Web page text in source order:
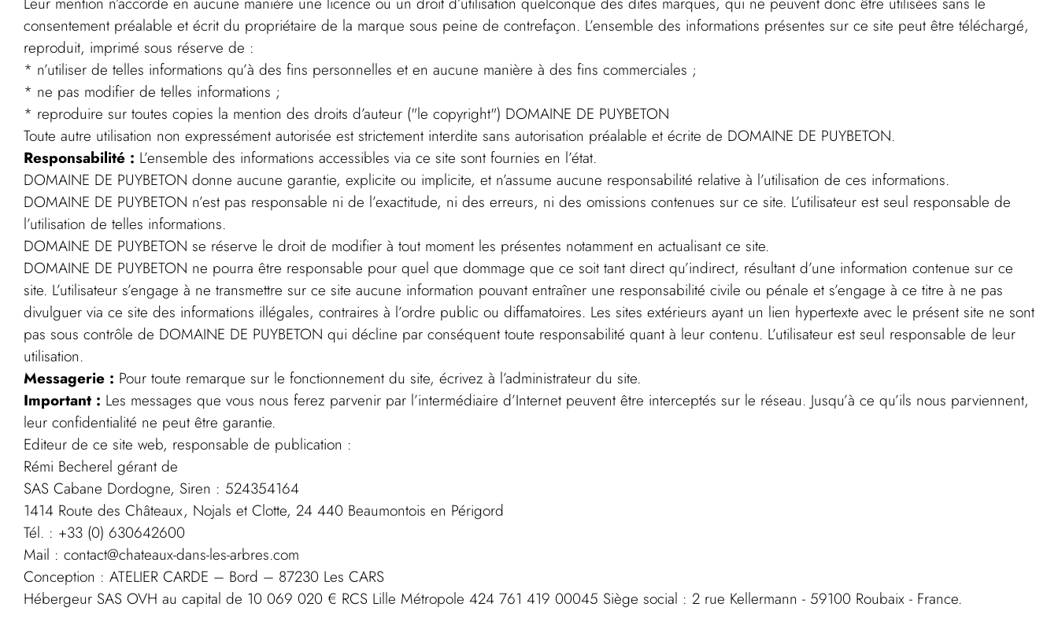
consentement préalable et écrit du propriétaire de la marque sous peine de contrefaçon. L’ensemble des informations présentes sur ce site peut être téléchargé,
reproduit, imprimé sous réserve de :
* n’utiliser de telles informations qu’à des fins personnelles et en aucune manière à des fins commerciales ;
* ne pas modifier de telles informations ;
* reproduire sur toutes copies la mention des droits d’auteur ("le copyright") DOMAINE DE PUYBETON
Toute autre utilisation non expressément autorisée est strictement interdite sans autorisation préalable et écrite de DOMAINE DE PUYBETON.
Responsabilité : L’ensemble des informations accessibles via ce site sont fournies en l’état.
DOMAINE DE PUYBETON donne aucune garantie, explicite ou implicite, et n’assume aucune responsabilité relative à l’utilisation de ces informations.
DOMAINE DE PUYBETON n’est pas responsable ni de l’exactitude, ni des erreurs, ni des omissions contenues sur ce site. L’utilisateur est seul responsable de
l’utilisation de telles informations.
DOMAINE DE PUYBETON se réserve le droit de modifier à tout moment les présentes notamment en actualisant ce site.
DOMAINE DE PUYBETON ne pourra être responsable pour quel que dommage que ce soit tant direct qu’indirect, résultant d’une information contenue sur ce
site. L’utilisateur s’engage à ne transmettre sur ce site aucune information pouvant entraîner une responsabilité civile ou pénale et s’engage à ce titre à ne pas
divulguer via ce site des informations illégales, contraires à l’ordre public ou diffamatoires. Les sites extérieurs ayant un lien hypertexte avec le présent site ne sont
pas sous contrôle de DOMAINE DE PUYBETON qui décline par conséquent toute responsabilité quant à leur contenu. L’utilisateur est seul responsable de leur
utilisation.
Messagerie : Pour toute remarque sur le fonctionnement du site, écrivez à l’administrateur du site.
Important : Les messages que vous nous ferez parvenir par l’intermédiaire d’Internet peuvent être interceptés sur le réseau. Jusqu’à ce qu’ils nous parviennent,
leur confidentialité ne peut être garantie.
Editeur de ce site web, responsable de publication :
Rémi Becherel gérant de
SAS Cabane Dordogne, Siren : 524354164
1414 Route des Châteaux, Nojals et Clotte, 24 440 Beaumontois en Périgord
Tél. : +33 (0) 630642600
Mail : contact@chateaux-dans-les-arbres.com
Conception : ATELIER CARDE – Bord – 87230 Les CARS
Hébergeur SAS OVH au capital de 10 069 020 € RCS Lille Métropole 424 761 419 00045 Siège social : 2 rue Kellermann - 59100 Roubaix - France.